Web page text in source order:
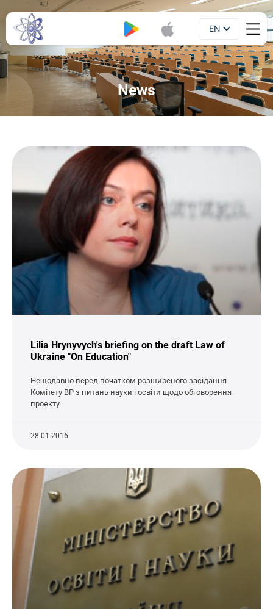
EN
UA
News
Lilia Hrynyvych's briefing on the draft Law of
Ukraine "On Education"
Нещодавно перед початком розширеного засідання
Комітету ВР з питань науки і освіти щодо обговорення
проекту
28.01.2016